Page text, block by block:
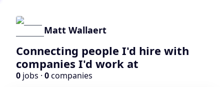
Matt Wallaert
Connecting people I'd hire with
companies I'd work at
0 jobs · 0companies